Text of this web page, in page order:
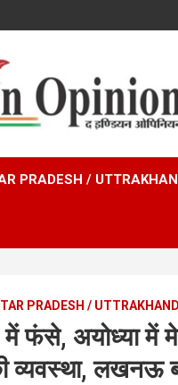
News
PRADESH /
PRADESH / UTTRAKHAND
में फंसे, अयोध्या
व्यवस्था, लखनऊ